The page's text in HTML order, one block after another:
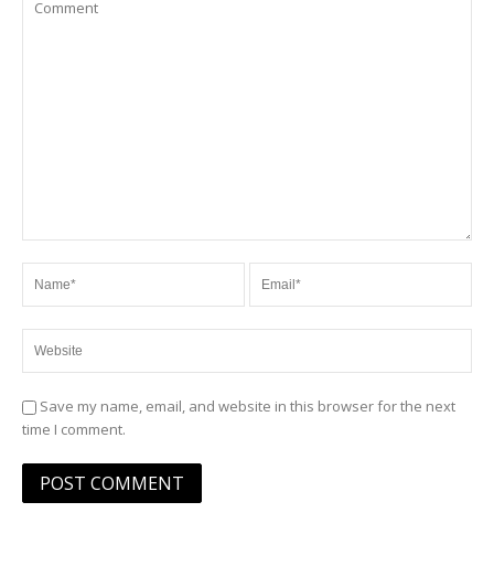
Save my name, email, and website in this browser for the next
time I comment.